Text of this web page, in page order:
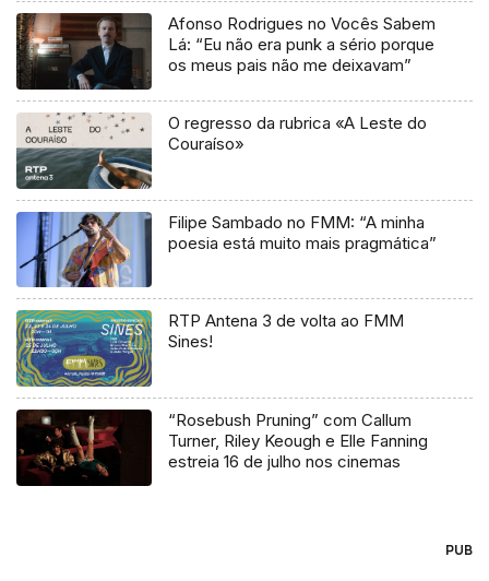
Afonso Rodrigues no Vocês Sabem
Lá: “Eu não era punk a sério porque
os meus pais não me deixavam”
O regresso da rubrica «A Leste do
Couraíso»
Filipe Sambado no FMM: “A minha
poesia está muito mais pragmática”
RTP Antena 3 de volta ao FMM
Sines!
“Rosebush Pruning” com Callum
Turner, Riley Keough e Elle Fanning
estreia 16 de julho nos cinemas
PUB